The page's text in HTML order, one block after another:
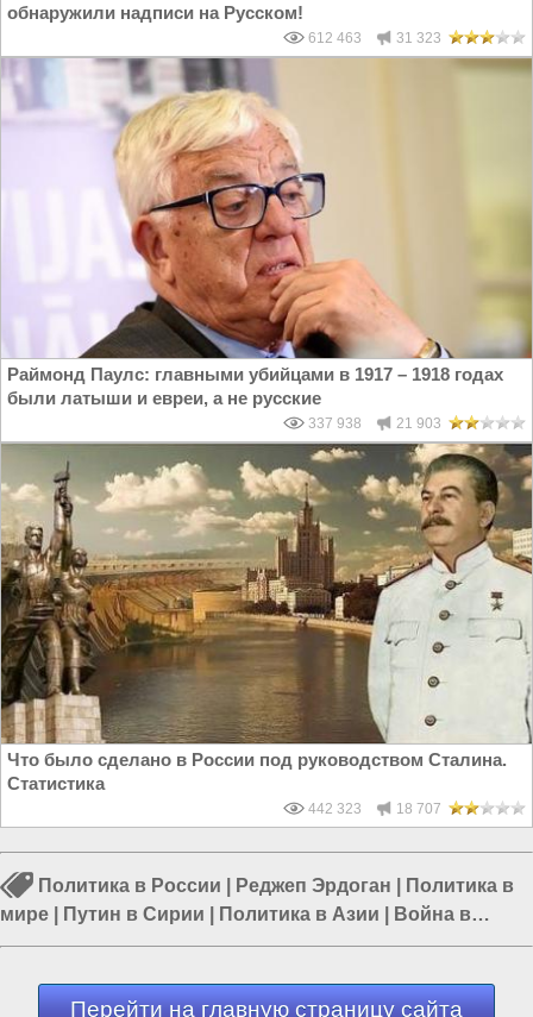
обнаружили надписи на Русском!
612 463 31 323
Раймонд Паулс: главными убийцами в 1917 – 1918 годах
были латыши и евреи, а не русские
337 938 21 903
Что было сделано в России под руководством Сталина.
Статистика
442 323 18 707
Политика в России Реджеп Эрдоган
Политика в
мире
Путин в Сирии Политика в Азии
Война в
Сирии|Россия и Евразия
Перейти на главную страницу сайта